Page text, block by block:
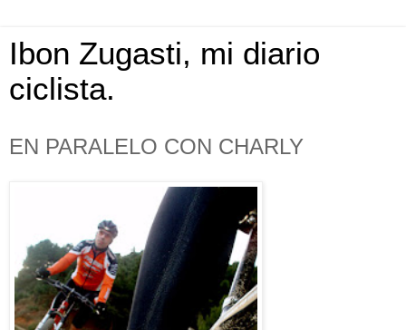
Ibon Zugasti, mi diario
ciclista.
EN PARALELO CON CHARLY